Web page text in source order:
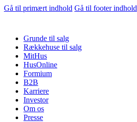
Gå til primært indhold Gå til footer indhold
Grunde til salg
Rækkehuse til salg
MitHus
HusOnline
Formium
B2B
Karriere
Investor
Om os
Presse